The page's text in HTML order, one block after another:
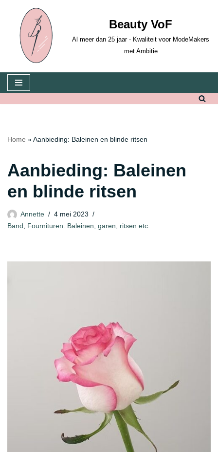
naar
inhoud
Beauty VoF
Al meer dan 25 jaar - Kwaliteit voor ModeMakers
met Ambitie
Home »Aanbieding: Baleinen en blinde ritsen
Aanbieding: Baleinen
en blinde ritsen
Annette
4 mei 2023
Band , Fournituren: Baleinen, garen, ritsen etc.